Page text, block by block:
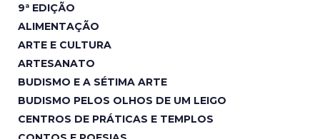
9ª EDIÇÃO
ALIMENTAÇÃO
ARTE E CULTURA
ARTESANATO
BUDISMO E A SÉTIMA ARTE
BUDISMO PELOS OLHOS DE UM LEIGO
CENTROS DE PRÁTICAS E TEMPLOS